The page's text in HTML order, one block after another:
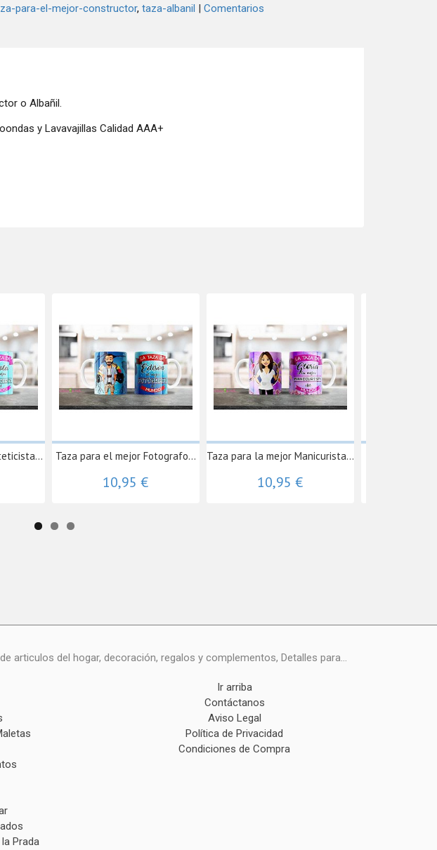
para-el-mejor-constructor taza-albanil | Comentarios
o Albañil.
y Lavavajillas Calidad AAA+
Taza para el mejor Fotografo...
10,95 €
Taza para la mejor Manicurista...
10,95 €
articulos del hogar, decoración, regalos y complementos, Detalles para...
Prada
Ir arriba
Contáctanos
Aviso Legal
Política de Privacidad
Condiciones de Compra